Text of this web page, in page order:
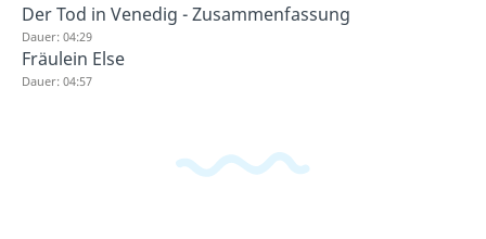
Der Tod in Venedig - Zusammenfassung
Dauer: 04:29
Fräulein Else
Dauer: 04:57